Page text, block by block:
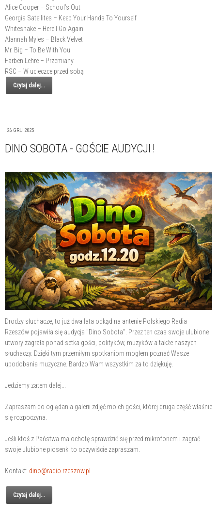
Alice Cooper – School’s Out
Georgia Satellites – Keep Your Hands To Yourself
Whitesnake – Here I Go Again
Alannah Myles – Black Velvet
Mr. Big – To Be With You
Farben Lehre – Przemiany
RSC – W ucieczce przed sobą
Czytaj dalej...
26 GRU 2025
DINO SOBOTA - GOŚCIE AUDYCJI !
Drodzy słuchacze, to już dwa lata odkąd na antenie Polskiego Radia
Rzeszów pojawiła się audycja "Dino Sobota". Przez ten czas swoje ulubione
utwory zagrała ponad setka gości, polityków, muzyków a także naszych
słuchaczy. Dzięki tym przemiłym spotkaniom mogłem poznać Wasze
upodobania muzyczne. Bardzo Wam wszystkim za to dziękuję.
Jedziemy zatem dalej...
Zapraszam do oglądania galerii zdjęć moich gości, której druga część właśnie
się rozpoczyna.
Jeśli ktoś z Państwa ma ochotę sprawdzić się przed mikrofonem i zagrać
swoje ulubione piosenki to oczywiście zapraszam.
Kontakt: dino@radio.rzeszow.pl
Czytaj dalej...